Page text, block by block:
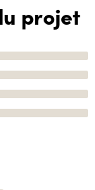
projet